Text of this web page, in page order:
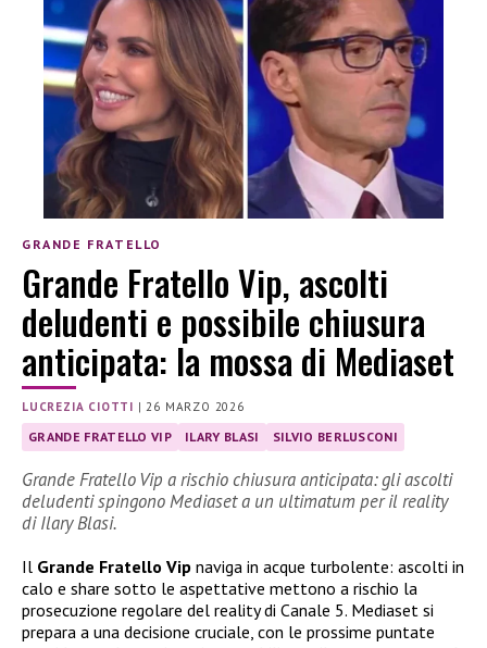
GRANDE FRATELLO
Grande Fratello Vip, ascolti
deludenti e possibile chiusura
anticipata: la mossa di Mediaset
LUCREZIA CIOTTI | 26 MARZO 2026
GRANDE FRATELLO VIP ILARY BLASI SILVIO BERLUSCONI
Grande Fratello Vip a rischio chiusura anticipata: gli ascolti
deludenti spingono Mediaset a un ultimatum per il reality
di Ilary Blasi.
Il Grande Fratello Vip naviga in acque turbolente: ascolti in
calo e share sotto le aspettative mettono a rischio la
prosecuzione regolare del reality di Canale 5. Mediaset si
prepara a una decisione cruciale, con le prossime puntate